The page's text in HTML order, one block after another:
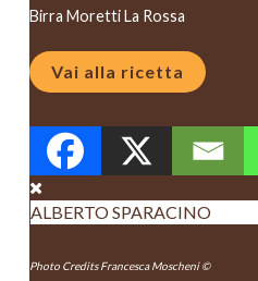
Birra Moretti La Rossa
Vai alla ricetta
ALBERTO SPARACINO
Photo Credits Francesca Moscheni ©